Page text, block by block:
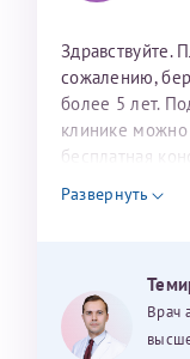
Ринату
мы ему
счастливыми
Здравствуйте.
сожалению,
более 5 лет.
клинике
бесплатная
уважением,
Развернуть
Врач